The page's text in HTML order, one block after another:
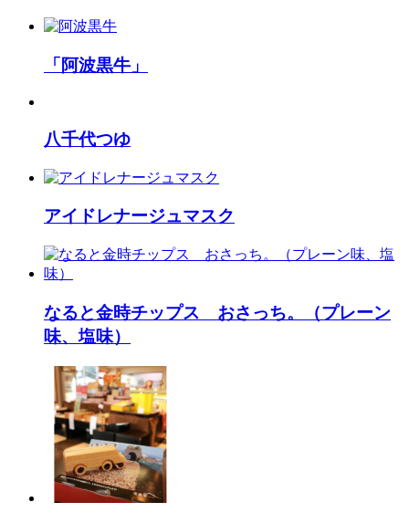
「阿波黒牛」
八千代つゆ
アイドレナージュマスク
なると金時チップス おさっち。（プレーン
味、塩味）